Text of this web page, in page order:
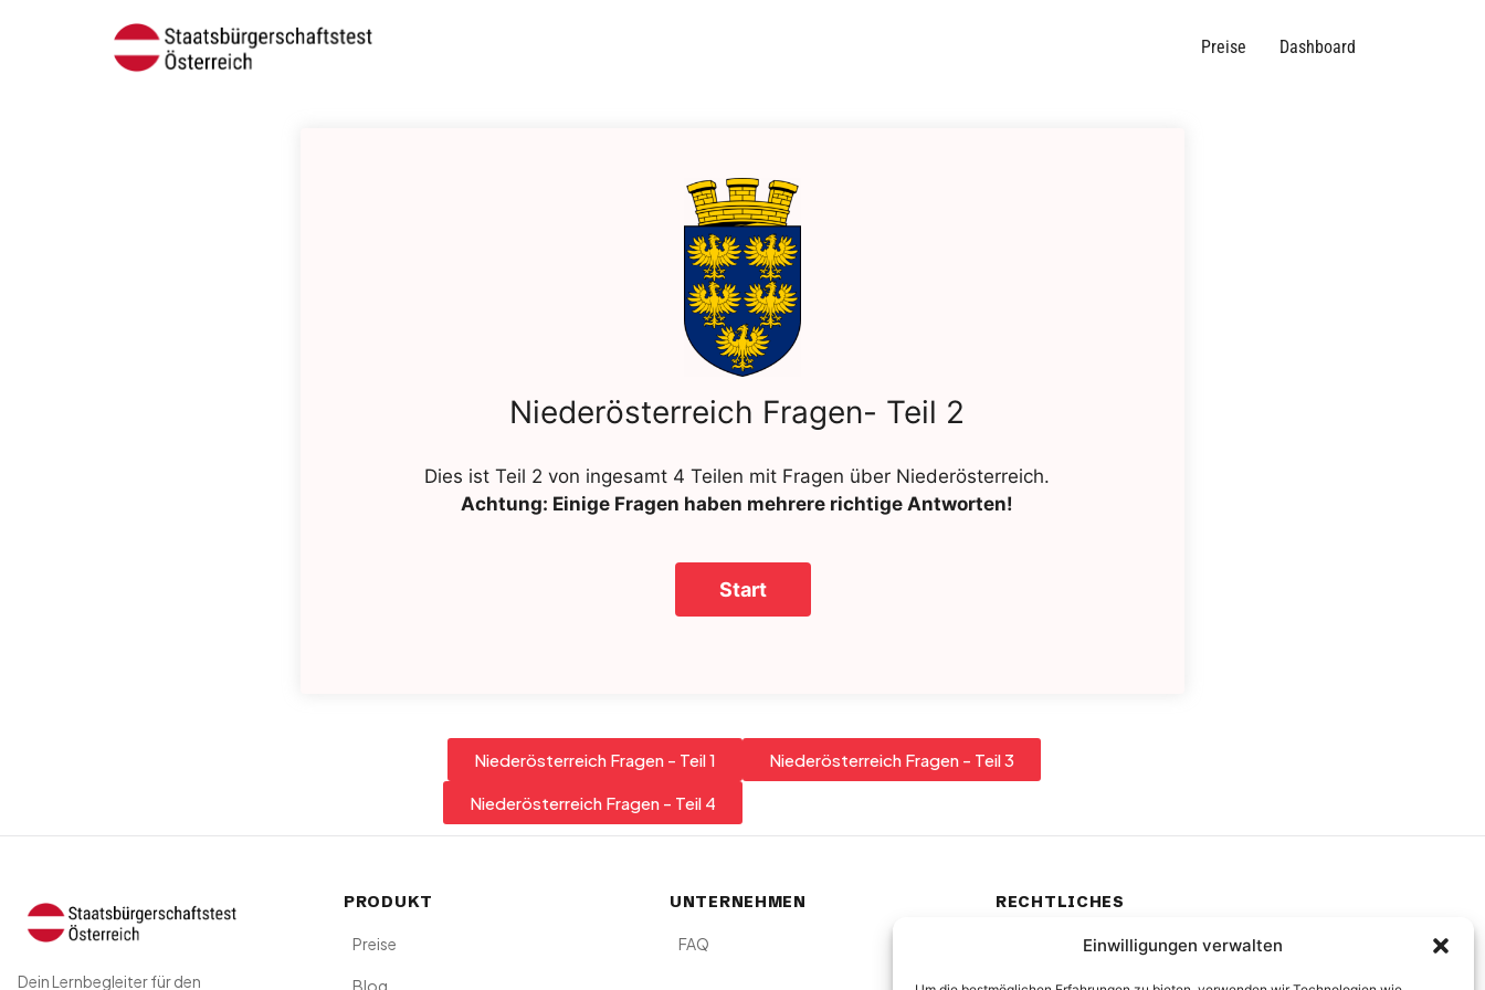
Einwilligungen verwalten
Preise Dashboard
Niederösterreich Fragen- Teil 2
Dies ist Teil 2 von ingesamt 4 Teilen mit Fragen über Niederösterreich.
Achtung: Einige Fragen haben mehrere richtige Antworten!
Niederösterreich Fragen - Teil 1 Niederösterreich Fragen - Teil 3
Niederösterreich Fragen - Teil 4
Dein Lernbegleiter für den
PRODUKT
Preise
UNTERNEHMEN
FAQ
RECHTLICHES
Datenschutz